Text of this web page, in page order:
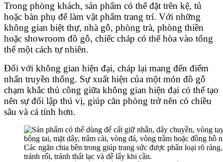
Trong phòng khách, sản phẩm có thể đặt trên kệ, tủ
hoặc bàn phụ để làm vật phẩm trang trí. Với những
không gian biệt thự, nhà gỗ, phòng trà, phòng thiền
hoặc showroom đồ gỗ, chiếc cháp có thể hòa vào tổng
thể một cách tự nhiên.
Đối với không gian hiện đại, cháp lại mang đến điểm
nhấn truyền thống. Sự xuất hiện của một món đồ gỗ
chạm khắc thủ công giữa không gian hiện đại có thể tạo
nên sự đối lập thú vị, giúp căn phòng trở nên có chiều
sâu và cá tính hơn.